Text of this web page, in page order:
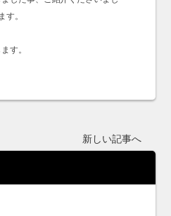
。
す。
新しい記事へ